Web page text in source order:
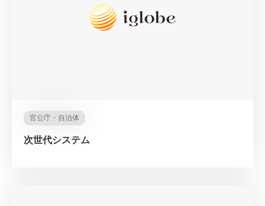
官公庁・自治体
次世代システム